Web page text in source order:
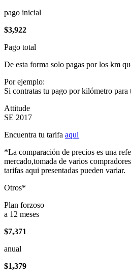
pago inicial
$3,922
Pago total
De esta forma solo pagas por los km
Por ejemplo:
Si contratas tu pago por kilómetro para
Attitude
SE 2017
Encuentra tu tarifa aqui
*La comparación de precios es una
mercado,tomada de varios
tarifas aqui presentadas pueden variar.
Otros*
Plan forzoso
a 12 meses
$7,371
anual
$1,379